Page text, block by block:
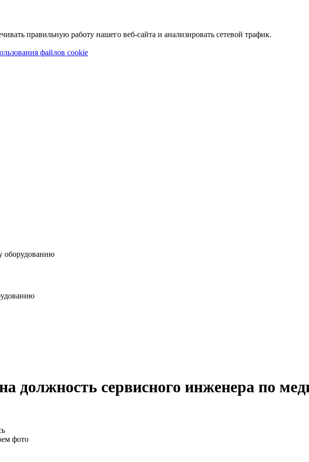
правильную работу нашего веб-сайта и анализировать сетевой трафик.
файлов cookie
оборудованию
должность сервисного инженера по
фото